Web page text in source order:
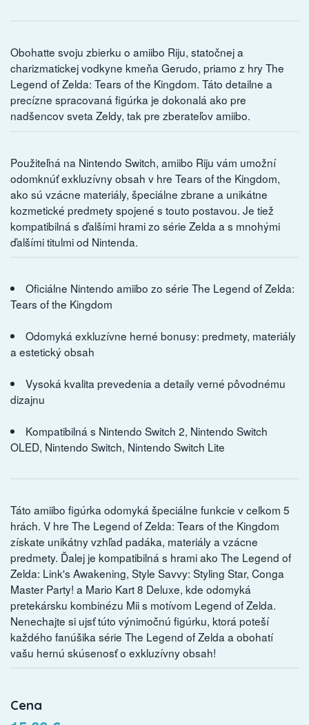
Obohatte svoju zbierku o amiibo Riju, statočnej a
charizmatickej vodkyne kmeňa Gerudo, priamo z hry The
Legend of Zelda: Tears of the Kingdom. Táto detailne a
precízne spracovaná figúrka je dokonalá ako pre
nadšencov sveta Zeldy, tak pre zberateľov amiibo.
Použiteľná na Nintendo Switch, amiibo Riju vám umožní
odomknúť exkluzívny obsah v hre Tears of the Kingdom,
ako sú vzácne materiály, špeciálne zbrane a unikátne
kozmetické predmety spojené s touto postavou. Je tiež
kompatibilná s ďalšími hrami zo série Zelda a s mnohými
ďalšími titulmi od Nintenda.
Oficiálne Nintendo amiibo zo série The Legend of Zelda:
Tears of the Kingdom
Odomyká exkluzívne herné bonusy: predmety, materiály
a estetický obsah
Vysoká kvalita prevedenia a detaily verné pôvodnému
dizajnu
Kompatibilná s Nintendo Switch 2, Nintendo Switch
OLED, Nintendo Switch, Nintendo Switch Lite
Táto amiibo figúrka odomyká špeciálne funkcie v celkom 5
hrách. V hre The Legend of Zelda: Tears of the Kingdom
získate unikátny vzhľad padáka, materiály a vzácne
predmety. Ďalej je kompatibilná s hrami ako The Legend of
Zelda: Link's Awakening, Style Savvy: Styling Star, Conga
Master Party! a Mario Kart 8 Deluxe, kde odomyká
pretekársku kombinézu Mii s motívom Legend of Zelda.
Nenechajte si ujsť túto výnimočnú figúrku, ktorá poteší
každého fanúšika série The Legend of Zelda a obohatí
vašu hernú skúsenosť o exkluzívny obsah!
Cena